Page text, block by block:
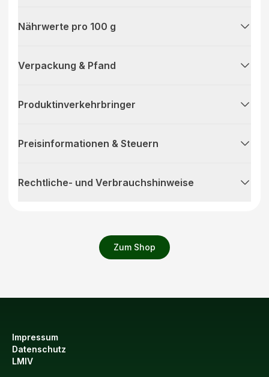
Zum Shop
Nährwerte pro 100 g
Verpackung & Pfand
Produktinverkehrbringer
Preisinformationen & Steuern
Rechtliche- und Verbrauchshinweise
Impressum
Datenschutz
LMIV